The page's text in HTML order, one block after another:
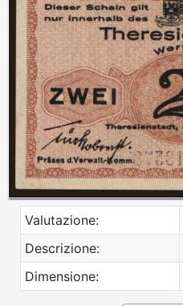
Valutazione:
Descrizione:
Dimensione: